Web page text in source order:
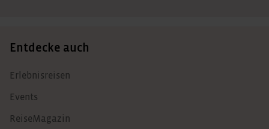
Entdecke auch
Erlebnisreisen
Events
ReiseMagazin